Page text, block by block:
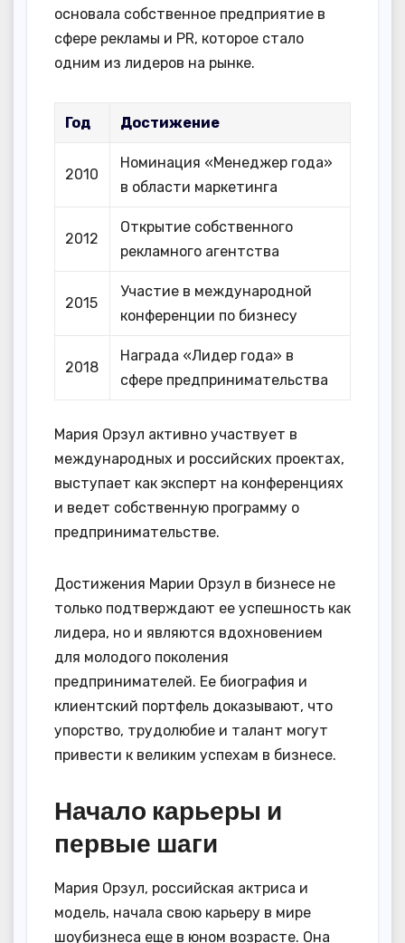
основала собственное предприятие в
сфере рекламы и PR, которое стало
одним из лидеров на рынке.
Год Достижение
2010
Номинация «Менеджер года»
в области маркетинга
2012
Открытие собственного
рекламного агентства
2015
Участие в международной
конференции по бизнесу
2018
Награда «Лидер года» в
сфере предпринимательства
Мария Орзул активно участвует в
международных и российских проектах,
выступает как эксперт на конференциях
и ведет собственную программу о
предпринимательстве.
Достижения Марии Орзул в бизнесе не
только подтверждают ее успешность как
лидера, но и являются вдохновением
для молодого поколения
предпринимателей. Ее биография и
клиентский портфель доказывают, что
упорство, трудолюбие и талант могут
привести к великим успехам в бизнесе.
Начало карьеры и
первые шаги
Мария Орзул, российская актриса и
модель, начала свою карьеру в мире
шоубизнеса еще в юном возрасте. Она